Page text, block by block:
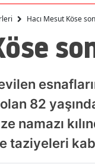
Hacı Mesut Köse
82
namazı
taziyeleri